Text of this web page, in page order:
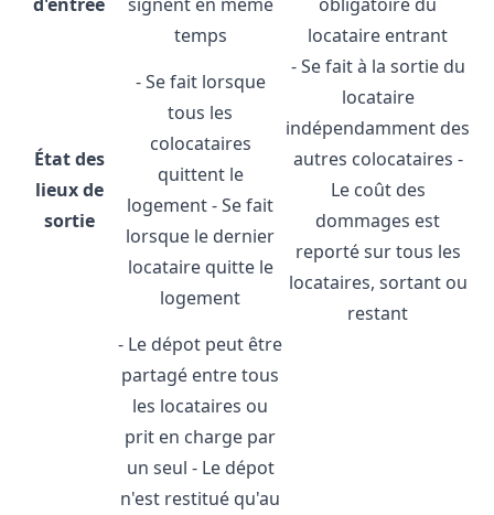
temps
locataire entrant
État des
lieux de
sortie
- Se fait lorsque
tous les
colocataires
quittent le
logement - Se fait
lorsque le dernier
locataire quitte le
logement
- Se fait à la sortie du
locataire
indépendamment des
autres colocataires -
Le coût des
dommages est
reporté sur tous les
locataires, sortant ou
restant
- Le dépot peut être
partagé entre tous
les locataires ou
prit en charge par
un seul - Le dépot
n'est restitué qu'au